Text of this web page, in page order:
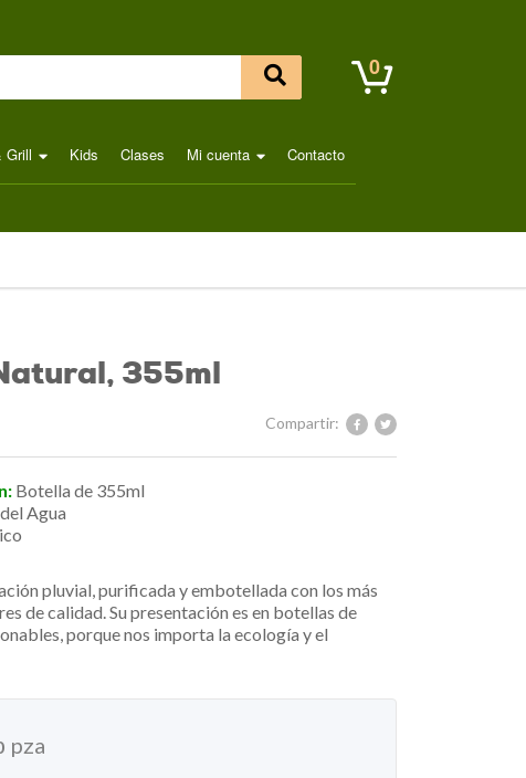
0
Grill Kids Clases Mi cuenta Contacto
355ml
Compartir:
Botella de 355ml
Agua
pluvial, purificada y embotellada con los más
de calidad. Su presentación es en botellas de
porque nos importa la ecología y el
pza